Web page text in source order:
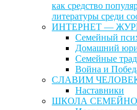
как средство
литературы среди
ИНТЕРНЕТ —
Семейный
Домашний
Семейные
Война и
СЛАВИМ
Наставники
ШКОЛА